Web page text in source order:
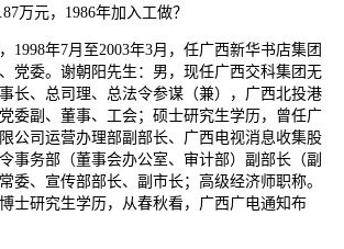
万元，1986年加入工做？
年7月至2003年3月，任广西新华书店集团
党委。谢朝阳先生：男，现任广西交科集团无
长、总司理、总法令参谋（兼），广西北投港
委副、董事、工会；硕士研究生学历，曾任广
公司运营办理部副部长、广西电视消息收集股
事务部（董事会办公室、审计部）副部长（副
委、宣传部部长、副市长；高级经济师职称。
士研究生学历，从春秋看，广西广电通知布